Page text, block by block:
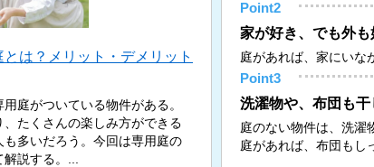
は？メリット・デメリット
庭がついている物件がある。
たくさんの楽しみ方ができる
多いだろう。今回は専用庭の
説する。...
Point2
家が好き、でも外も
庭があれば、家にいな
Point3
洗濯物や、布団も干
庭のない物件は、洗濯
庭があれば、布団もし